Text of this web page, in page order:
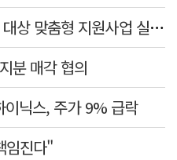
포스코, 포항·광양지역 기업 대상 맞춤형 지원사업 실질적 성과 확인
분 매각 협의
닉스, 주가 9% 급락
임진다"